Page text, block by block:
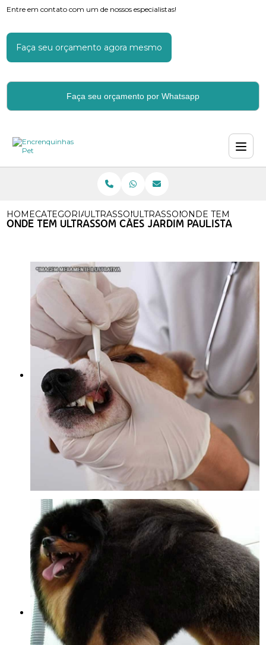
Entre em contato com um de nossos especialistas!
Faça seu orçamento agora mesmo
Faça seu orçamento por Whatsapp
HOMECATEGORIASULTRASSOM EM CACHORROS
ULTRASSOM DE CACHORRO
ONDE TEM
ONDE TEM ULTRASSOM CÃES JARDIM PAULISTA